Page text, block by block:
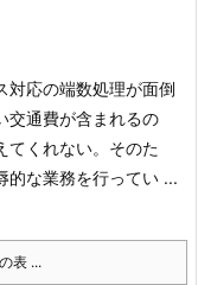
対応の端数処理が面倒
交通費が含まれるの
てくれない。そのた
的な業務を行ってい ...
表 ...